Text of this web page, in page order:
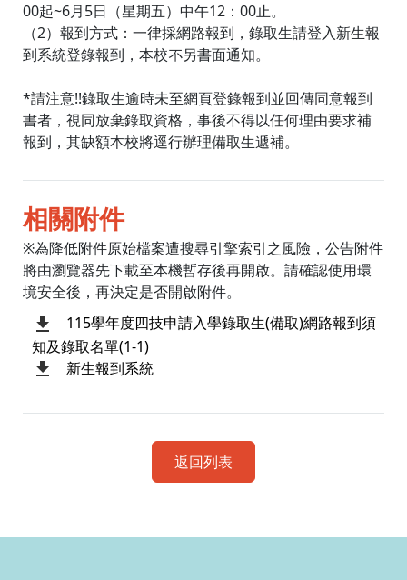
00起~6月5日（星期五）中午12：00止。
（2）報到方式：一律採網路報到，錄取生請登入新生報
到系統登錄報到，本校不另書面通知。
*請注意!!錄取生逾時未至網頁登錄報到並回傳同意報到
書者，視同放棄錄取資格，事後不得以任何理由要求補
報到，其缺額本校將逕行辦理備取生遞補。
相關附件
※為降低附件原始檔案遭搜尋引擎索引之風險，公告附件
將由瀏覽器先下載至本機暫存後再開啟。請確認使用環
境安全後，再決定是否開啟附件。
115學年度四技申請入學錄取生(備取)網路報到須
知及錄取名單(1-1)
新生報到系統
返回列表